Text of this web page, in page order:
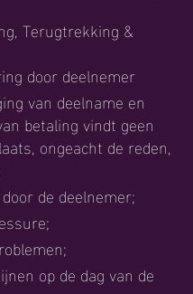
Terugtrekking &
door deelnemer
van deelname en
betaling vindt geen
ongeacht de reden,
de deelnemer;
op de dag van de